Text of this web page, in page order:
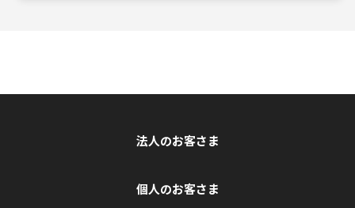
法人のお客さま
個人のお客さま